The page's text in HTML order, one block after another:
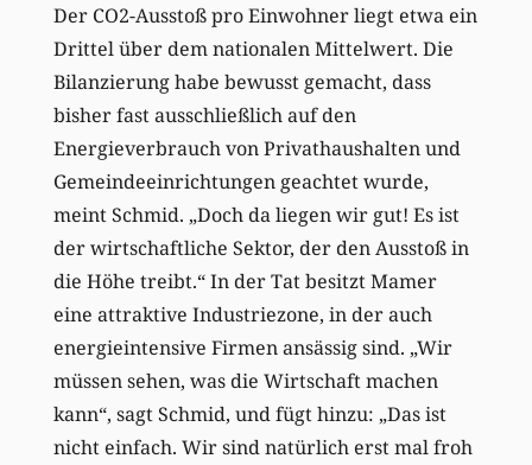
Der CO2-Ausstoß pro Einwohner liegt etwa ein
Drittel über dem nationalen Mittelwert. Die
Bilanzierung habe bewusst gemacht, dass
bisher fast ausschließlich auf den
Energieverbrauch von Privathaushalten und
Gemeindeeinrichtungen geachtet wurde,
meint Schmid. „Doch da liegen wir gut! Es ist
der wirtschaftliche Sektor, der den Ausstoß in
die Höhe treibt.“ In der Tat besitzt Mamer
eine attraktive Industriezone, in der auch
energieintensive Firmen ansässig sind. „Wir
müssen sehen, was die Wirtschaft machen
kann“, sagt Schmid, und fügt hinzu: „Das ist
nicht einfach. Wir sind natürlich erst mal froh